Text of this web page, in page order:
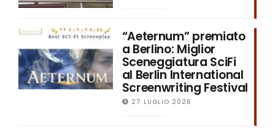
“Aeternum” premiato
a Berlino: Miglior
Sceneggiatura SciFi
al Berlin International
Screenwriting Festival
27 LUGLIO 2026